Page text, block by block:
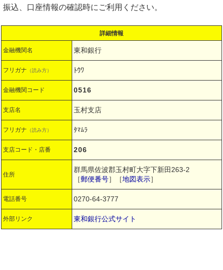
振込、口座情報の確認時にご利用ください。
詳細情報
金融機関名 東和銀行
フリガナ （読み方） ﾄｳﾜ
金融機関コード 0516
支店名 玉村支店
フリガナ （読み方） ﾀﾏﾑﾗ
支店コード・店番 206
住所
群馬県佐波郡玉村町大字下新田263-2
［郵便番号］［地図表示］
電話番号 0270-64-3777
外部リンク 東和銀行公式サイト